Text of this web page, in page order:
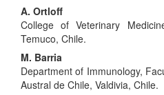
A. Ortloff
College of Veterinary
Temuco, Chile.
M. Barria
Department of Immunology,
Austral de Chile, Valdivia, Chile.